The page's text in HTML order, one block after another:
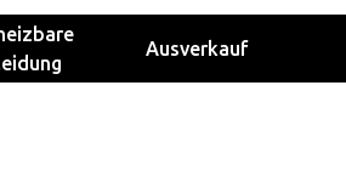
Ausverkauf